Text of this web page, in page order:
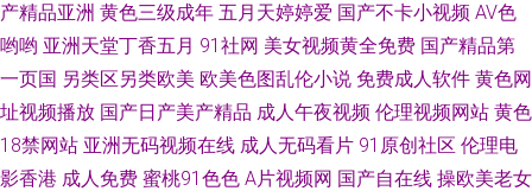
产精品亚洲 黄色三级成年 五月天婷婷爱 国产不卡小视频 AV色
哟哟 亚洲天堂丁香五月 91社网 美女视频黄全免费 国产精品第
一页国 另类区另类欧美 欧美色图乱伦小说 免费成人软件 黄色网
址视频播放 国产日产美产精品 成人午夜视频 伦理视频网站 黄色
18禁网站 亚洲无码视频在线 成人无码看片 91原创社区 伦理电
影香港 成人免费 蜜桃91色色 A片视频网 国产自在线 操欧美老女